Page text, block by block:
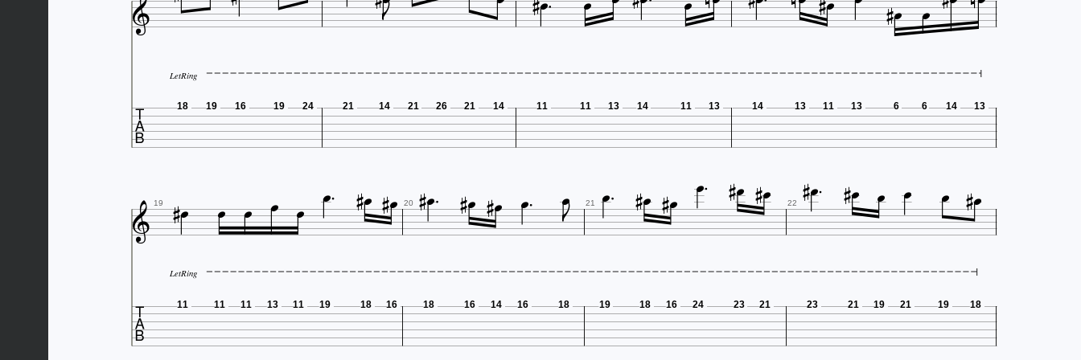
LetRing
 18 19 16 19 24 21 14 21 26 21 14 11 11 13 14 11 13 14 13 11 13 6 6 14 13
 19    20   
 21    22   
LetRing
 11 11 11 13 11 19 18 16 18 16 14 16 18 19 18 16 24 23 21 23 21 19 21 19 18